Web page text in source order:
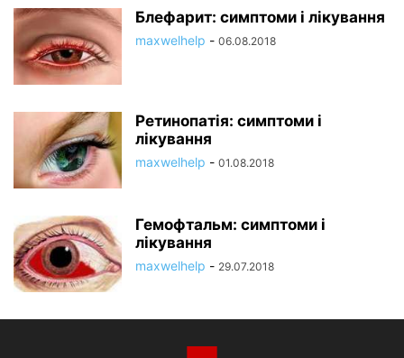
Блефарит: симптоми і лікування
maxwelhelp - 06.08.2018
Ретинопатія: симптоми і
лікування
maxwelhelp - 01.08.2018
Гемофтальм: симптоми і
лікування
maxwelhelp - 29.07.2018